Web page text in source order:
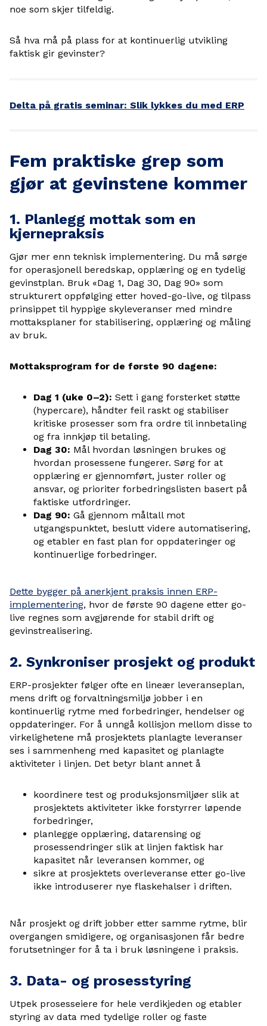
noe som skjer tilfeldig.
Så hva må på plass for at kontinuerlig utvikling
faktisk gir gevinster?
Delta på gratis seminar: Slik lykkes du med ERP
Fem praktiske grep som
gjør at gevinstene kommer
1. Planlegg mottak som en
kjernepraksis
Gjør mer enn teknisk implementering. Du må sørge
for operasjonell beredskap, opplæring og en tydelig
gevinstplan. Bruk «Dag 1, Dag 30, Dag 90» som
strukturert oppfølging etter hoved-go-live, og tilpass
prinsippet til hyppige skyleveranser med mindre
mottaksplaner for stabilisering, opplæring og måling
av bruk.
Mottaksprogram for de første 90 dagene:
Dag 1 (uke 0–2): Sett i gang forsterket støtte
(hypercare), håndter feil raskt og stabiliser
kritiske prosesser som fra ordre til innbetaling
og fra innkjøp til betaling.
Dag 30: Mål hvordan løsningen brukes og
hvordan prosessene fungerer. Sørg for at
opplæring er gjennomført, juster roller og
ansvar, og prioriter forbedringslisten basert på
faktiske utfordringer.
Dag 90: Gå gjennom måltall mot
utgangspunktet, beslutt videre automatisering,
og etabler en fast plan for oppdateringer og
kontinuerlige forbedringer.
Dette bygger på anerkjent praksis innen ERP-
implementering, hvor de første 90 dagene etter go-
live regnes som avgjørende for stabil drift og
gevinstrealisering.
2. Synkroniser prosjekt og produkt
ERP-prosjekter følger ofte en lineær leveranseplan,
mens drift og forvaltningsmiljø jobber i en
kontinuerlig rytme med forbedringer, hendelser og
oppdateringer. For å unngå kollisjon mellom disse to
virkelighetene må prosjektets planlagte leveranser
ses i sammenheng med kapasitet og planlagte
aktiviteter i linjen. Det betyr blant annet å
koordinere test og produksjonsmiljøer slik at
prosjektets aktiviteter ikke forstyrrer løpende
forbedringer,
planlegge opplæring, datarensing og
prosessendringer slik at linjen faktisk har
kapasitet når leveransen kommer, og
sikre at prosjektets overleveranse etter go-live
ikke introduserer nye flaskehalser i driften.
Når prosjekt og drift jobber etter samme rytme, blir
overgangen smidigere, og organisasjonen får bedre
forutsetninger for å ta i bruk løsningene i praksis.
3. Data- og prosesstyring
Utpek prosesseiere for hele verdikjeden og etabler
styring av data med tydelige roller og faste